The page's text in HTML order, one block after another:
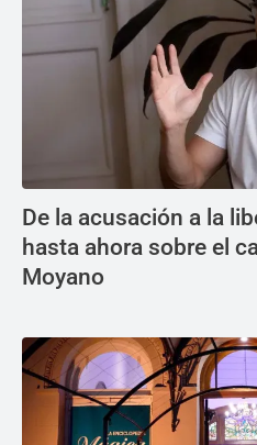
De la acusación a la
hasta ahora sobre el
Moyano